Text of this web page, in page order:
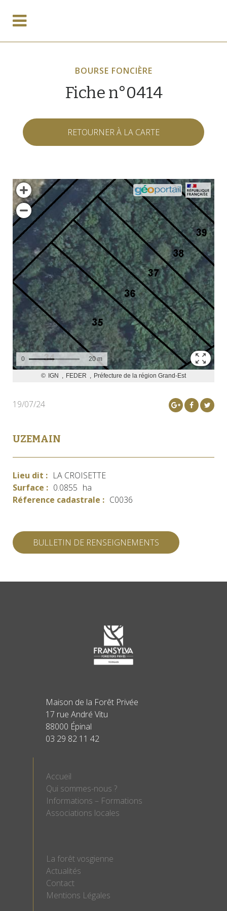
BOURSE FONCIÈRE
Fiche n°0414
RETOURNER À LA CARTE
19/07/24
UZEMAIN
Lieu dit : LA CROISETTE
Surface : 0.0855 ha
Réference cadastrale : C0036
BULLETIN DE RENSEIGNEMENTS
Maison de la Forêt Privée
17 rue André Vitu
88000 Épinal
03 29 82 11 42
Accueil
Qui sommes-nous ?
Informations – Formations
Associations locales
La forêt vosgienne
Actualités
Contact
Mentions Légales